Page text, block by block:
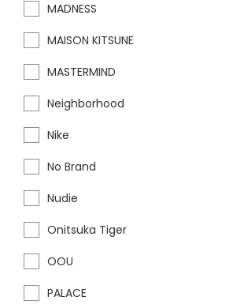
MADNESS
MAISON KITSUNE
MASTERMIND
Neighborhood
Nike
No Brand
Nudie
Onitsuka Tiger
OOU
PALACE